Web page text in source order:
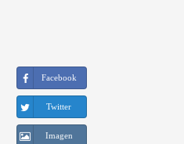
Facebook
Twitter
Imagen